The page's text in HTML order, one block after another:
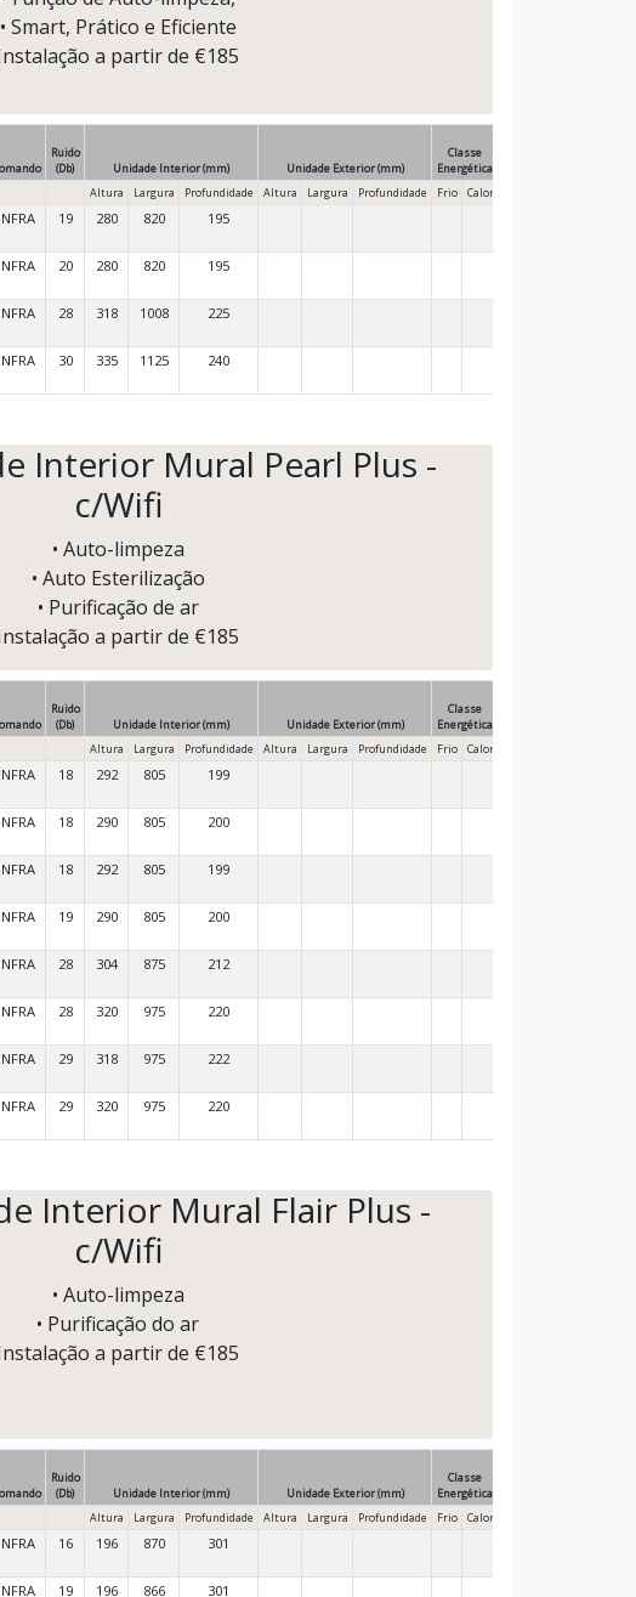
• Smart, Prático e Eficiente
a partir de €185
Ruido
(Db)
Unidade Interior (mm) Unidade Exterior (mm)
Classe
Energética
Altura Largura Profundidade Altura Largura Profundidade Frio Calor
INFRA 19 280 820 195
INFRA 20 280 820 195
INFRA 28 318 1008 225
INFRA 30 335 1125 240
Interior Mural Pearl Plus -
c/Wifi
• Auto-limpeza
• Auto Esterilização
• Purificação de ar
a partir de €185
Ruido
(Db)
Unidade Interior (mm) Unidade Exterior (mm)
Classe
Energética
Altura Largura Profundidade Altura Largura Profundidade Frio Calor
INFRA 18 292 805 199
INFRA 18 290 805 200
INFRA 18 292 805 199
INFRA 19 290 805 200
INFRA 28 304 875 212
INFRA 28 320 975 220
INFRA 29 318 975 222
INFRA 29 320 975 220
Interior Mural Flair Plus -
c/Wifi
• Auto-limpeza
• Purificação do ar
a partir de €185
Ruido
(Db)
Unidade Interior (mm) Unidade Exterior (mm)
Classe
Energética
Altura Largura Profundidade Altura Largura Profundidade Frio Calor
INFRA 16 196 870 301
INFRA 19 196 866 301